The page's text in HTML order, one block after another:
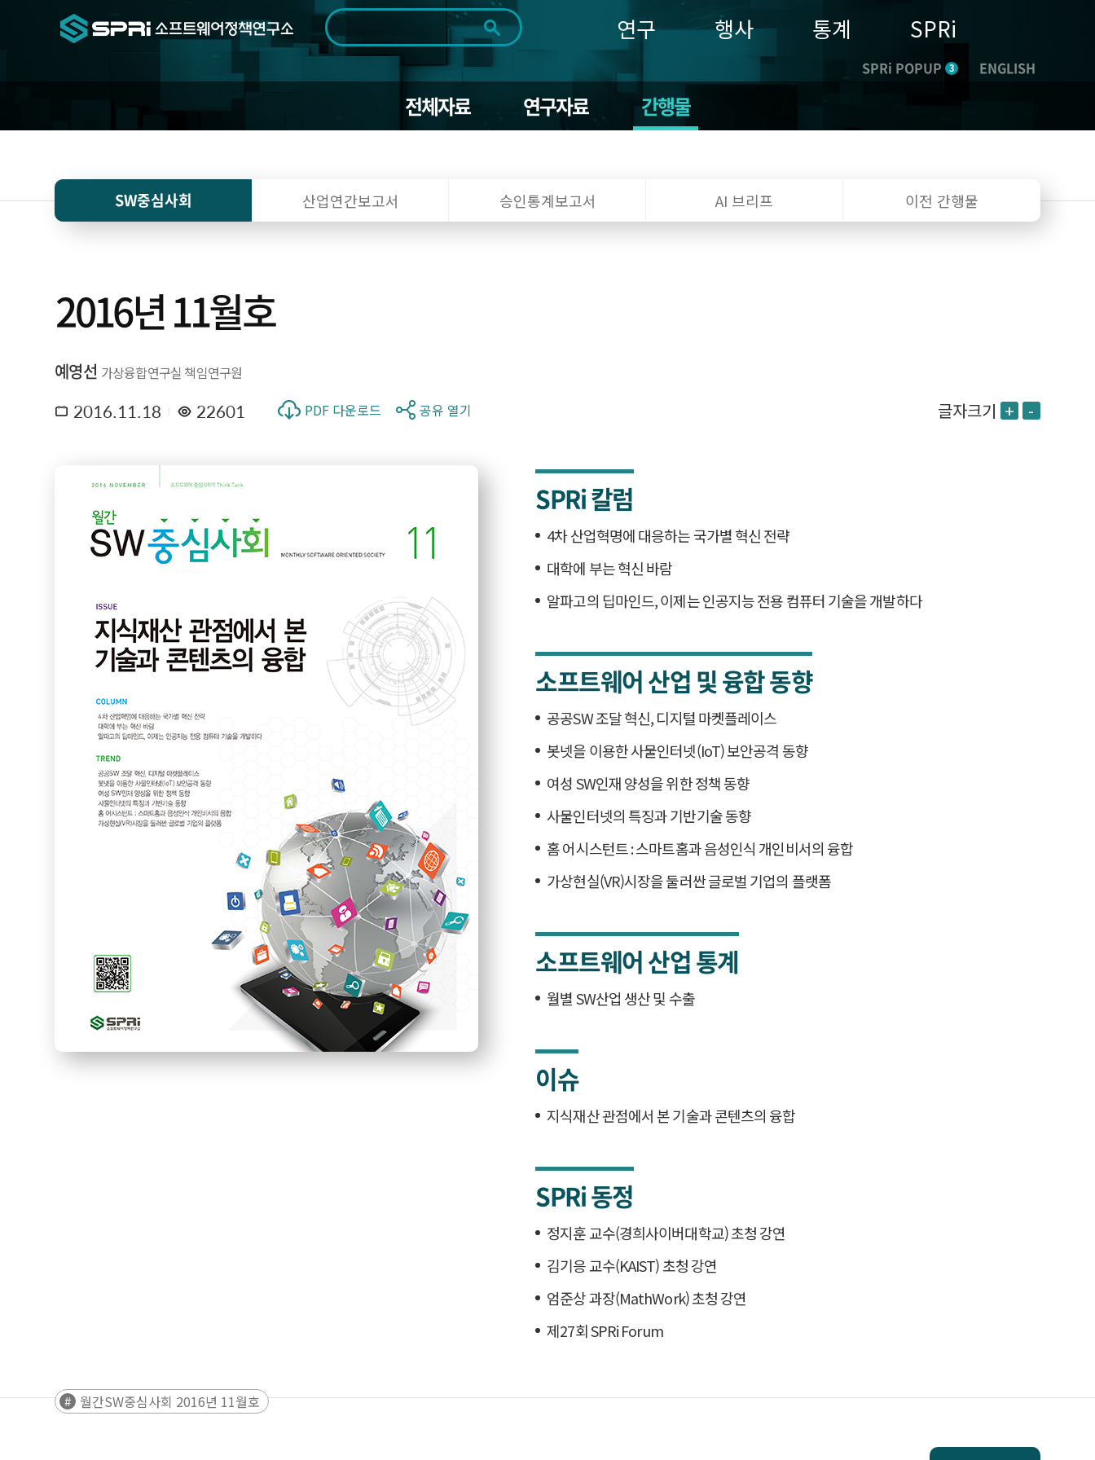
검색범위 전체
기간 전체 1일 1주 1개월 3개월 1년
~
연구 행사 통계 SPRi
SPRi POPUP 3 ENGLISH
전체자료 연구자료 간행물
SW중심사회 산업연간보고서 승인통계보고서 AI 브리프 이전 간행물
2016년 11월호
예영선 가상융합연구실 책임연구원
2016.11.18 22601 PDF 다운로드 공유 열기 글자크기 + -
SPRi 칼럼
4차 산업혁명에 대응하는 국가별 혁신 전략
대학에 부는 혁신 바람
알파고의 딥마인드, 이제는 인공지능 전용 컴퓨터 기술을 개발하다
소프트웨어 산업 및 융합 동향
공공SW 조달 혁신, 디지털 마켓플레이스
봇넷을 이용한 사물인터넷(IoT) 보안공격 동향
여성 SW인재 양성을 위한 정책 동향
사물인터넷의 특징과 기반기술 동향
홈 어시스턴트 : 스마트홈과 음성인식 개인비서의 융합
가상현실(VR)시장을 둘러싼 글로벌 기업의 플랫폼
소프트웨어 산업 통계
월별 SW산업 생산 및 수출
이슈
지식재산 관점에서 본 기술과 콘텐츠의 융합
SPRi 동정
정지훈 교수(경희사이버대학교) 초청 강연
김기응 교수(KAIST) 초청 강연
엄준상 과장(MathWork) 초청 강연
제27회 SPRi Forum
월간SW중심사회 2016년 11월호